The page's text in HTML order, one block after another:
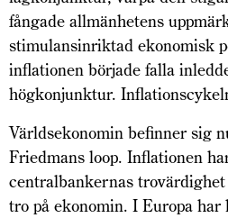
fångade allmänhetens
stimulansinriktad ekonomisk
inflationen började falla
högkonjunktur.
Världsekonomin befinner sig
Friedmans loop. Inflationen
centralbankernas
tro på ekonomin. I Europa